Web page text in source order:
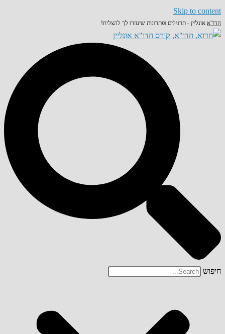
Skip to content
חדו"א אונליין - תרגילים ופתרונות שיעזרו לך להצליח!
חיפוש